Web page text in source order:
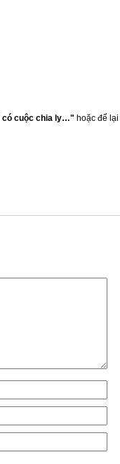
có cuộc chia ly…" hoặc để lại